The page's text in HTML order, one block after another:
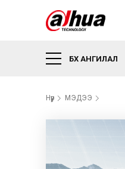
БҮХ АНГИЛАЛ
Нүүр МЭДЭЭ